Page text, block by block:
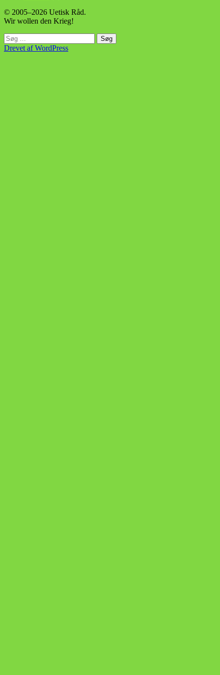
© 2005–2026 Uetisk Råd.
Wir wollen den Krieg!
Søg
efter:
Drevet af WordPress